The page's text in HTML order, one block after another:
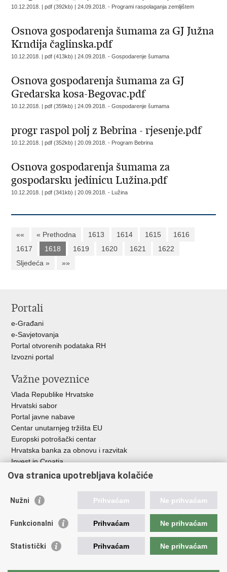
10.12.2018. | pdf (392kb) |24.09.2018. - Programi raspolaganja zemljištem
Osnova gospodarenja šumama za GJ Južna
Krndija čaglinska.pdf
10.12.2018. | pdf (413kb) |24.09.2018. - Gospodarenje šumama
Osnova gospodarenja šumama za GJ
Gredarska kosa-Begovac.pdf
10.12.2018. | pdf (359kb) |24.09.2018. - Gospodarenje šumama
progr raspol polj z Bebrina - rjesenje.pdf
10.12.2018. | pdf (352kb) |20.09.2018. - Program Bebrina
Osnova gospodarenja šumama za
gospodarsku jedinicu Lužina.pdf
10.12.2018. | pdf (341kb) |20.09.2018. - Lužina
«« « Prethodna 1613 1614 1615
1616
1617
1618 1619 1620 1621
1622
Sljedeća »
»»
Portali
e-Građani
e-Savjetovanja
Portal otvorenih podataka RH
Izvozni portal
Važne poveznice
Vlada Republike Hrvatske
Hrvatski sabor
Portal javne nabave
Centar unutarnjeg tržišta EU
Europski potrošački centar
Hrvatska banka za obnovu i razvitak
Invest in Croatia
Europska banka za obnovu i razvoj
Središnja agencija za financiranje i ugovaranje
Institucije i javne ustanove u nadležnosti
Ministarstva
Agencija za ugljikovodike
Ova stranica upotrebljava kolačiće
Nužni Prihvaćam Ne prihvaćam
Funkcionalni Prihvaćam Ne prihvaćam
Statistički Prihvaćam Ne prihvaćam